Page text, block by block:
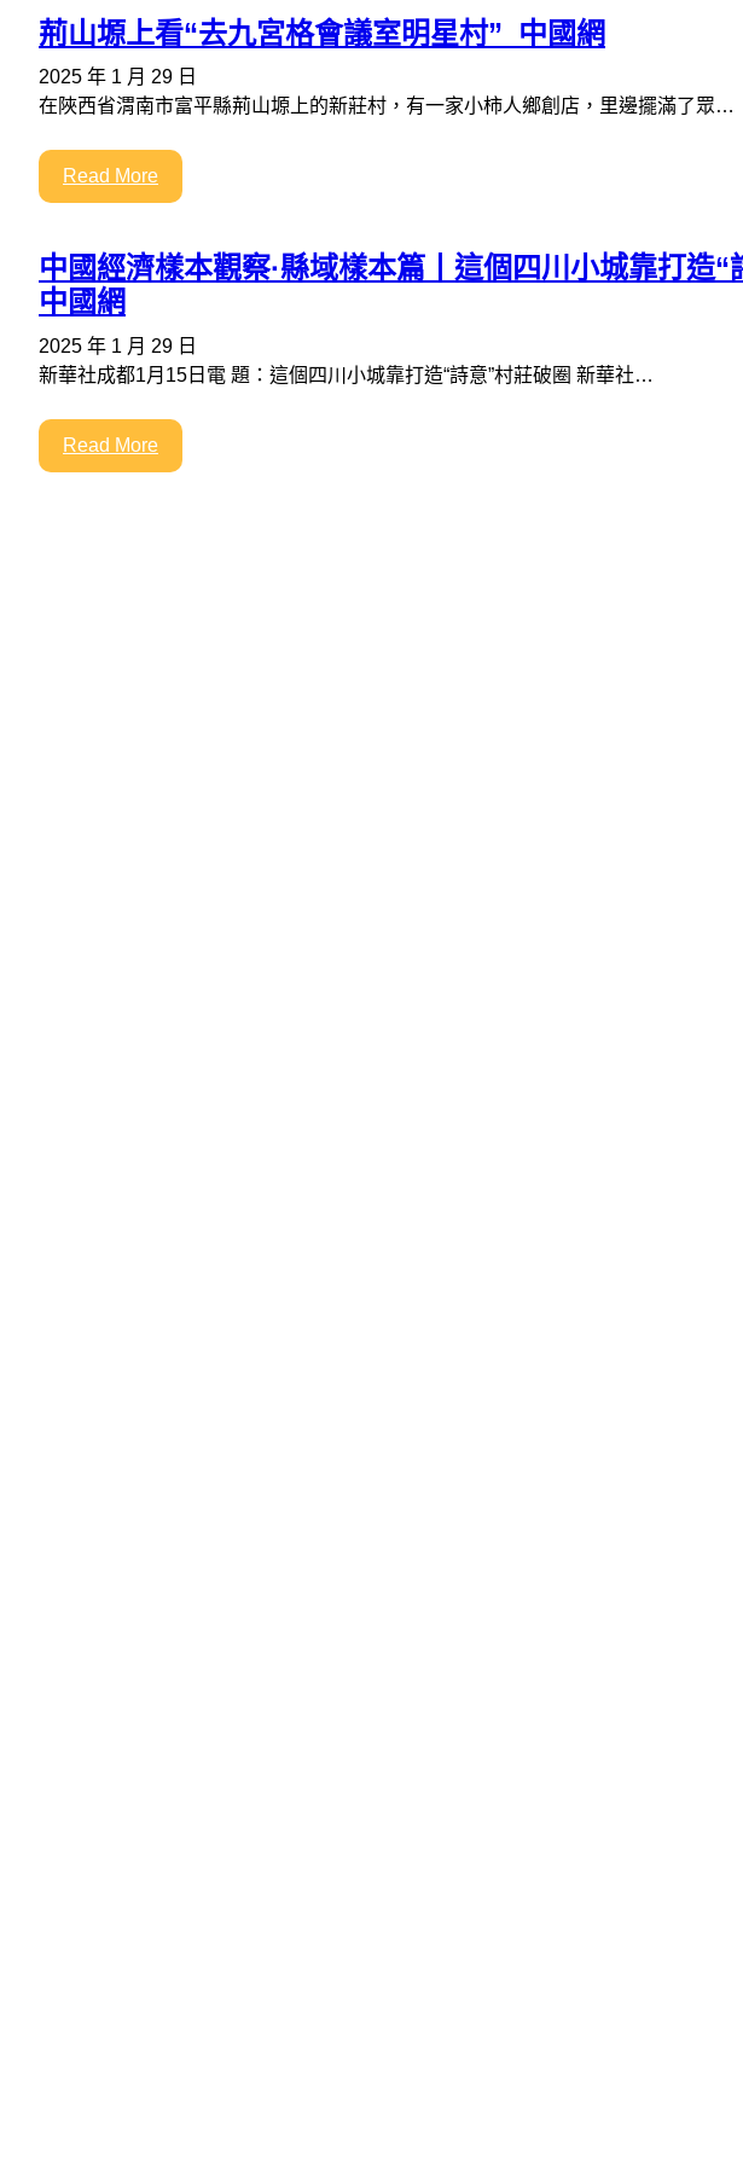
荊山塬上看“去九宮格會議室明星村”_中國網
2025 年 1 月 29 日
在陜西省渭南市富平縣荊山塬上的新莊村，有一家小柿人鄉創店，里邊擺滿了眾…
Read More
中國經濟樣本觀察·縣域樣本篇丨這個四川小城靠打造“
中國網
2025 年 1 月 29 日
新華社成都1月15日電 題：這個四川小城靠打造“詩意”村莊破圈 新華社…
Read More